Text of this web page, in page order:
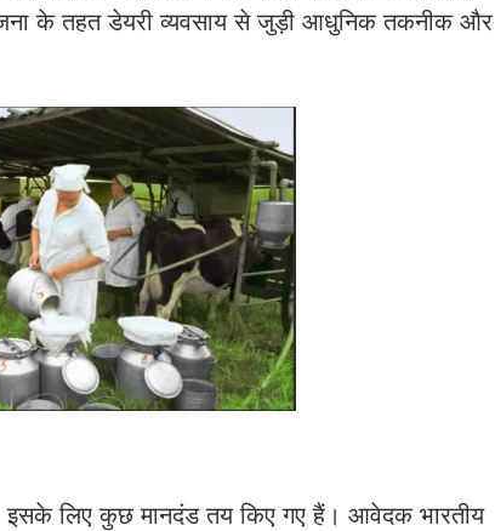
के तहत डेयरी व्यवसाय से जुड़ी आधुनिक तकनीक और
इसके लिए कुछ मानदंड तय किए गए हैं। आवेदक भारतीय